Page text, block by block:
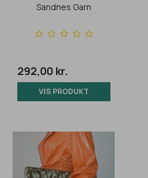
Sandnes Garn
292,00 kr.
VIS PRODUKT